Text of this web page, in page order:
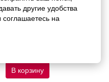
Art &
Moderno Stucco
White Strutturato
В корзину
другие удобства
на